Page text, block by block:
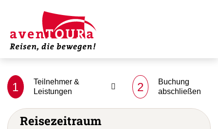
1
Teilnehmer &
Leistungen
2
Buchung
abschließen
Reisezeitraum